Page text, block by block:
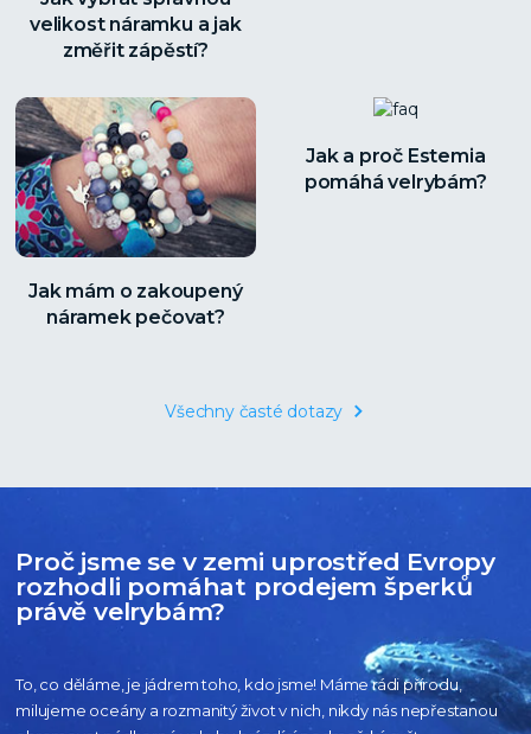
velikost náramku a jak
změřit zápěstí?
Jak mám o zakoupený
náramek pečovat?
Jak a proč Estemia
pomáhá velrybám?
Všechny časté dotazy
Proč jsme se v zemi uprostřed Evropy
rozhodli pomáhat prodejem šperků
právě velrybám?
To, co děláme, je jádrem toho, kdo jsme! Máme rádi přírodu,
milujeme oceány a rozmanitý život v nich, nikdy nás nepřestanou